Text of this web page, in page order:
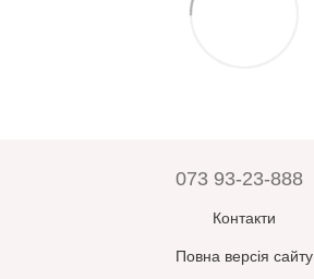
073 93-23-888
Контакти
Повна версія сайту